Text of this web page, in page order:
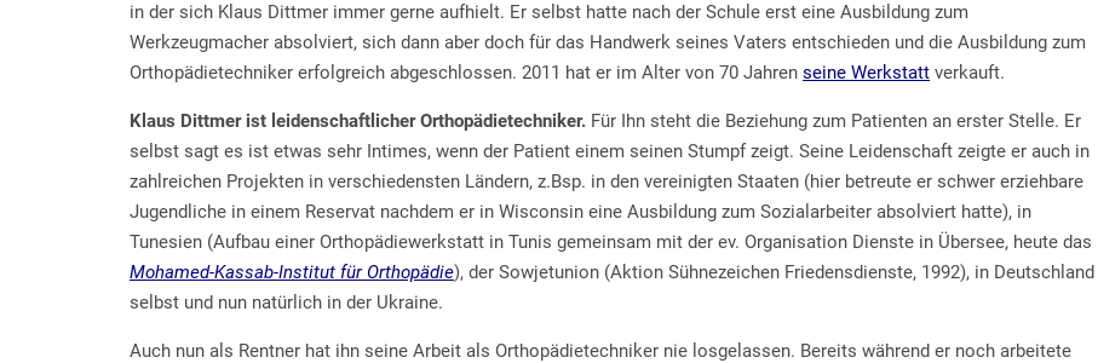
in der sich Klaus Dittmer immer gerne aufhielt. Er selbst hatte nach der Schule erst eine Ausbildung zum
Werkzeugmacher absolviert, sich dann aber doch für das Handwerk seines Vaters entschieden und die Ausbildung zum
Orthopädietechniker erfolgreich abgeschlossen. 2011 hat er im Alter von 70 Jahren seine Werkstatt verkauft.
Klaus Dittmer ist leidenschaftlicher Orthopädietechniker. Für Ihn steht die Beziehung zum Patienten an erster Stelle. Er
selbst sagt es ist etwas sehr Intimes, wenn der Patient einem seinen Stumpf zeigt. Seine Leidenschaft zeigte er auch in
zahlreichen Projekten in verschiedensten Ländern, z.Bsp. in den vereinigten Staaten (hier betreute er schwer erziehbare
Jugendliche in einem Reservat nachdem er in Wisconsin eine Ausbildung zum Sozialarbeiter absolviert hatte), in
Tunesien (Aufbau einer Orthopädiewerkstatt in Tunis gemeinsam mit der ev. Organisation Dienste in Übersee, heute das
Mohamed-Kassab-Institut für Orthopädie), der Sowjetunion (Aktion Sühnezeichen Friedensdienste, 1992), in Deutschland
selbst und nun natürlich in der Ukraine.
Auch nun als Rentner hat ihn seine Arbeit als Orthopädietechniker nie losgelassen. Bereits während er noch arbeitete